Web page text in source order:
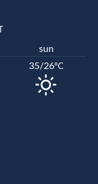
sun
35/26°C